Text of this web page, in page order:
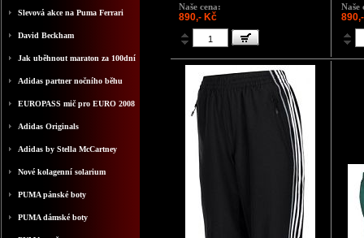
Slevová akce na Puma Ferrari
David Beckham
Jak uběhnout maraton za 100dní
Adidas partner nočního běhu
EUROPASS mič pro EURO 2008
Adidas Originals
Adidas by Stella McCartney
Nové kolagenní solarium
PUMA pánské boty
PUMA dámské boty
Naše cena:
890,- Kč
Naše